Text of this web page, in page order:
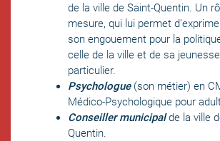
de la ville de Saint-Quentin. Un
mesure, qui lui permet
son engouement pour la
celle de la ville et de sa
particulier.
Psychologue(son métier) en
Médico-Psychologique pour
Conseiller municipalde la ville
Quentin.